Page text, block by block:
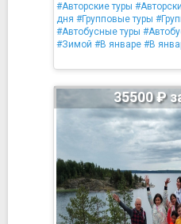
#Авторские туры
дня #Групповые туры
#Автобусные туры
#Зимой #В январе #В
35500 ₽